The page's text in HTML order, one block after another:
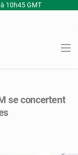
10h45 GMT
se concertent